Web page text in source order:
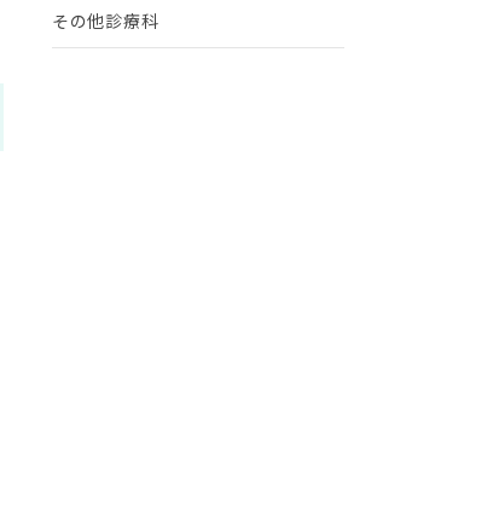
その他診療科